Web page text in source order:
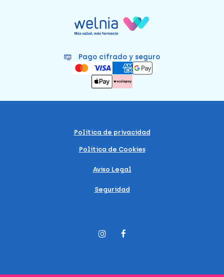
Pago cifrado y seguro
Política de privacidad
Política de Cookies
Aviso Legal
Seguridad